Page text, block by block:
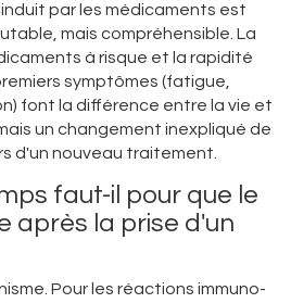
par les médicaments est
mais compréhensible. La
à risque et la rapidité
symptômes (fatigue,
font la différence entre la vie et
un changement inexpliqué de
d'un nouveau traitement.
faut-il pour que le
après la prise d'un
Pour les réactions immuno-